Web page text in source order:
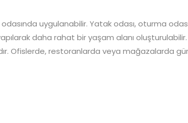
uygulanabilir. Yatak odası, oturma
daha rahat bir yaşam alanı oluşturulabilir.
Ofislerde, restoranlarda veya mağazalarda